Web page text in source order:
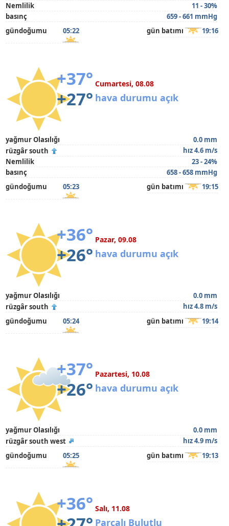
Nemlilik
11 - 30%
basınç
659 - 661 mmHg
gündoğumu
05:22 gün batımı 19:16
+37°
+27°
Cumartesi, 08.08
hava durumu açık
yağmur Olasılığı
0.0 mm
rüzgâr south
hız 4.6 m/s
Nemlilik
23 - 24%
basınç
658 - 658 mmHg
gündoğumu
05:23 gün batımı 19:15
+36°
+26°
Pazar, 09.08
hava durumu açık
yağmur Olasılığı
0.0 mm
rüzgâr south
hız 4.8 m/s
gündoğumu
05:24 gün batımı 19:14
+37°
+26°
Pazartesi, 10.08
hava durumu açık
yağmur Olasılığı
0.0 mm
rüzgâr south west
hız 4.9 m/s
gündoğumu
05:25 gün batımı 19:13
+36° Salı, 11.08
Parçalı Bulutlu